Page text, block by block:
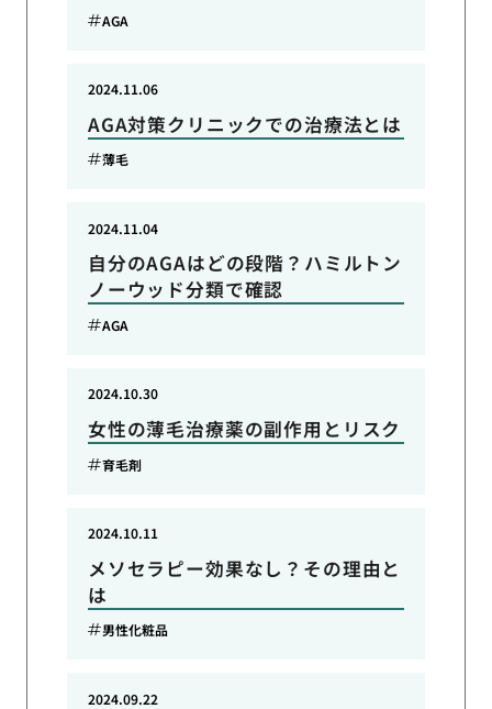
AGA
AGA対策クリニックでの治療法とは
2024.11.06
薄毛
自分のAGAはどの段階？ハミルトン
ノーウッド分類で確認
2024.11.04
AGA
女性の薄毛治療薬の副作用とリスク
2024.10.30
育毛剤
メソセラピー効果なし？その理由と
は
2024.10.11
男性化粧品
2024.09.22